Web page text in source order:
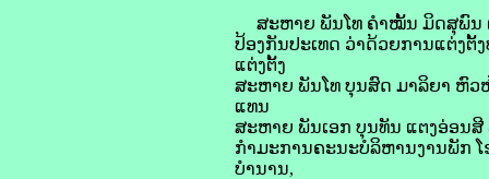
ສະຫາຍ ພັນໂທ ຄຳໝັ້ນ ມິດສຸພົນ
ປ້ອງກັນປະເທດ ວ່າດ້ວຍການແຕ່ງຕັ້
ແຕ່ງຕັ້ງ
ສະຫາຍ ພັນໂທ ບຸນສົດ ມາລິຍາ ຫົວ
ແທນ
ສະຫາຍ ພັນເອກ ບຸນທັນ ແຕງອ່ອນ
ກຳມະການຄະນະບໍລິຫານງານພັກ
ບຳນານ,